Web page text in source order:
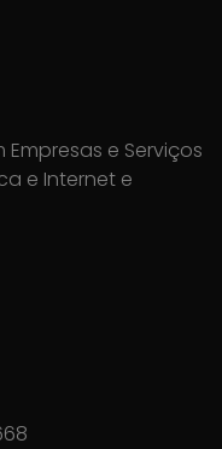
e Serviços
e Internet e